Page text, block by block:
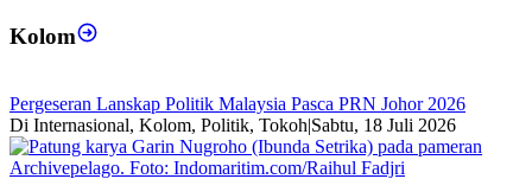
Kolom
Pergeseran Lanskap Politik Malaysia Pasca PRN Johor 2026
Di Internasional, Kolom, Politik, Tokoh|Sabtu, 18 Juli 2026